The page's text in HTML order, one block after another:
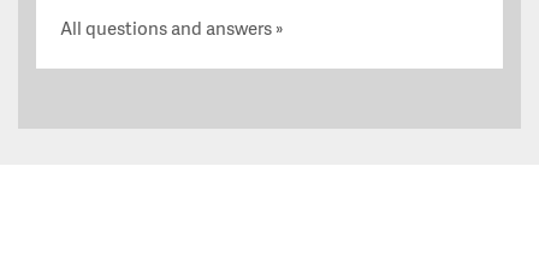
All questions and answers